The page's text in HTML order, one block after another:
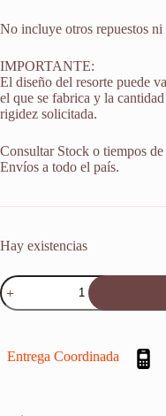
No incluye otros repuestos ni
IMPORTANTE:
El diseño del resorte puede
el que se fabrica y la
rigidez solicitada.
Consultar Stock o tiempos
Envíos a todo el país.
Hay existencias
Resorte
Monoshock
Suspension
250
Entrega Coordinada